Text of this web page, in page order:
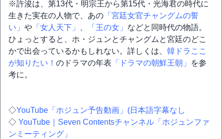
※許浚は、第13代・明宗王から第15代・光海君の時代に
生きた実在の人物で、あの 「宮廷女官チャングムの誓
い」 や 「女人天下」 「王の女」 などと同時代の物語。
ひょっとすると、ホ・ジュンとチャングムと宮廷のどこ
かで出会っているかもしれない。詳しくは、 韓ドラここ
が知りたい！ のドラマの年表 「ドラマの朝鮮王朝」
を参
考に。
◇YouTube「ホジュン予告動画」(日本語字幕なし
◇ YouTube｜Seven Contentsチャンネル「ホジュンファ
ンミーティング」